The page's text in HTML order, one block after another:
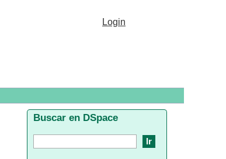
Login
Buscar en DSpace